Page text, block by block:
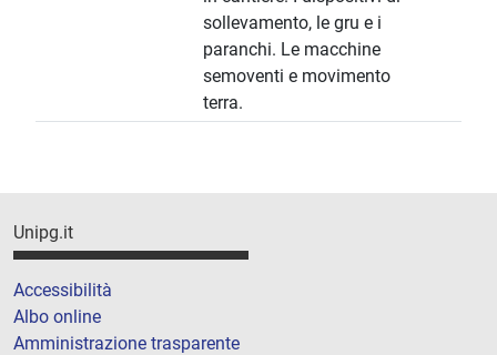
sollevamento, le gru e i
paranchi. Le macchine
semoventi e movimento
terra.
Unipg.it
Accessibilità
Albo online
Amministrazione trasparente